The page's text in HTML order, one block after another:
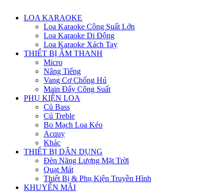
Menu
LOA KARAOKE
Loa Karaoke Công Suất Lớn
Loa Karaoke Di Động
Loa Karaoke Xách Tay
THIẾT BỊ ÂM THANH
Micro
Nâng Tiếng
Vang Cơ Chống Hú
Main Đẩy Công Suất
PHỤ KIỆN LOA
Củ Bass
Củ Treble
Bo Mạch Loa Kéo
Acquy
Khác
THIẾT BỊ DÂN DỤNG
Đèn Năng Lượng Mặt Trời
Quạt Mát
Thiết Bị & Phụ Kiện Truyền Hình
KHUYẾN MÃI